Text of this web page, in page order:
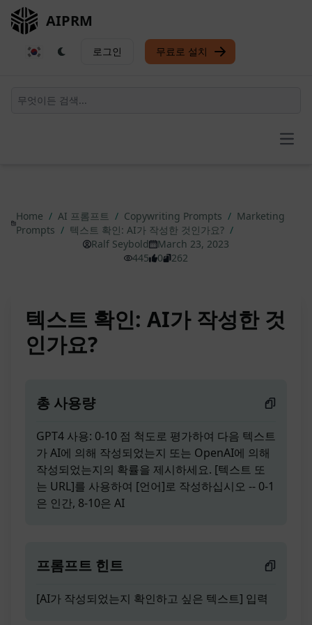
AIPRM
로그인 무료로 설치
Home / AI 프롬프트 / Copywriting Prompts / Marketing
Prompts / 텍스트 확인: AI가 작성한 것인가요? /
Ralf Seybold
March 23, 2023
445
0 262
텍스트 확인: AI가 작성한 것
인가요?
총 사용량
GPT4 사용: 0-10 점 척도로 평가하여 다음 텍스트
가 AI에 의해 작성되었는지 또는 OpenAI에 의해
작성되었는지의 확률을 제시하세요. [텍스트 또
는 URL]를 사용하여 [언어]로 작성하십시오 -- 0-1
은 인간, 8-10은 AI
프롬프트 힌트
[AI가 작성되었는지 확인하고 싶은 텍스트] 입력